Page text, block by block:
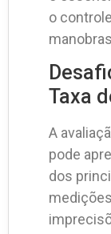
o
Taxa
A
pode
dos